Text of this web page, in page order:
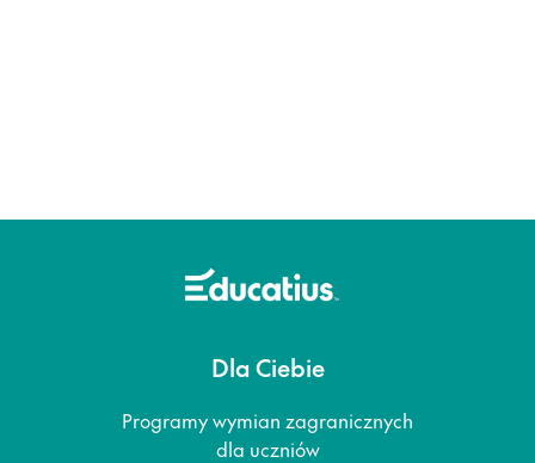
Dla Ciebie
Programy wymian zagranicznych
dla uczniów